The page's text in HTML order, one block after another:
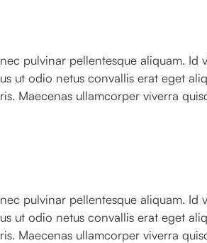
pulvinar pellentesque aliquam. Id
ut odio netus convallis erat eget
Maecenas ullamcorper viverra
pulvinar pellentesque aliquam. Id
ut odio netus convallis erat eget
Maecenas ullamcorper viverra